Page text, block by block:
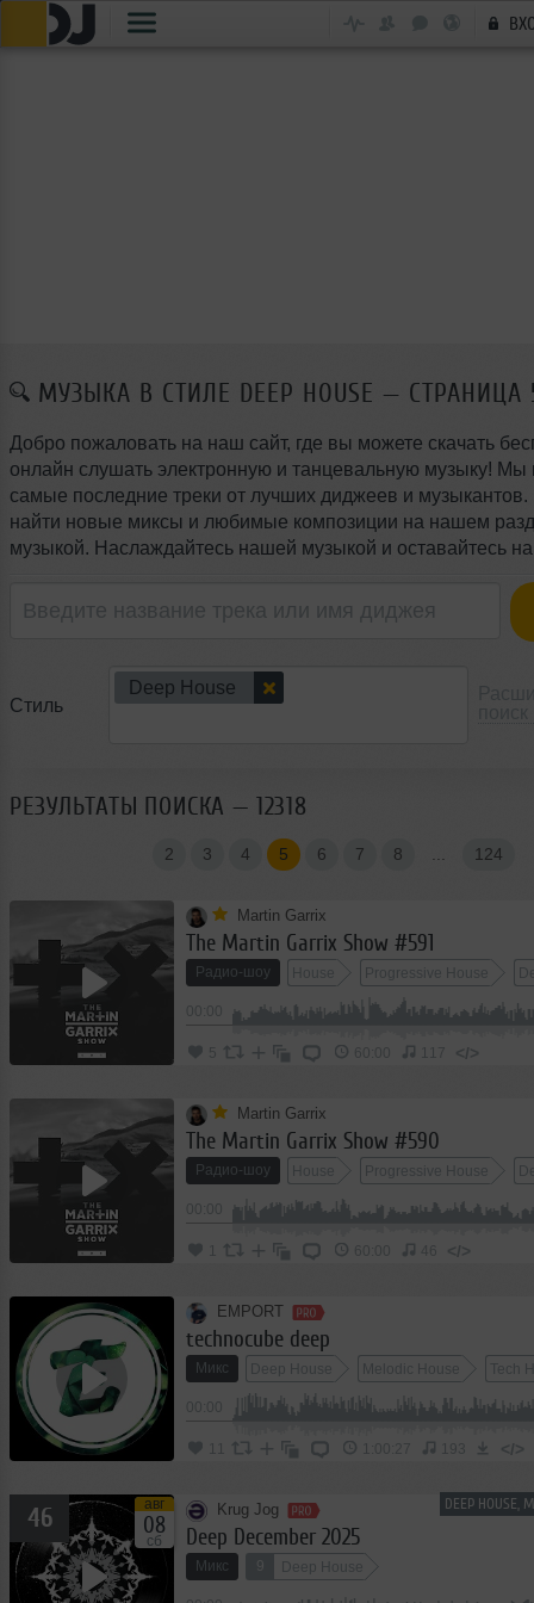
МУЗЫКА В СТИЛЕ DEEP HOUSE — СТРАНИЦА
Добро пожаловать на наш сайт, где вы можете скачать
онлайн слушать электронную и танцевальную музыку! Мы
самые последние треки от лучших диджеев и
найти новые миксы и любимые композиции на нашем
музыкой. Наслаждайтесь нашей музыкой и оставайтесь
Стиль
Deep House
РЕЗУЛЬТАТЫ ПОИСКА — 12318
2 3 4 5 6 7 8 124
Martin Garrix
The Martin Garrix Show #591
Радио-шоу House Progressive House
5 60:00 117 </>
Martin Garrix
The Martin Garrix Show #590
Радио-шоу House Progressive House
60:00 46 </>
EMPORT
technocube deep
Микс Deep House Melodic House Tech
1:00:27 193 </>
DEEP
46 Krug Jog
Deep December 2025
Микс 9 Deep House
авг
08
сб